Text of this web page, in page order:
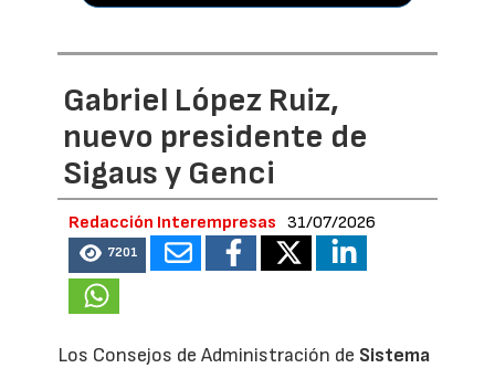
Gabriel López Ruiz,
nuevo presidente de
Sigaus y Genci
Redacción Interempresas 31/07/2026
7201
Los Consejos de Administración de Sistema